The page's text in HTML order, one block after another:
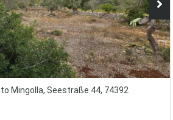
Mingolla, Seestraße 44, 74392